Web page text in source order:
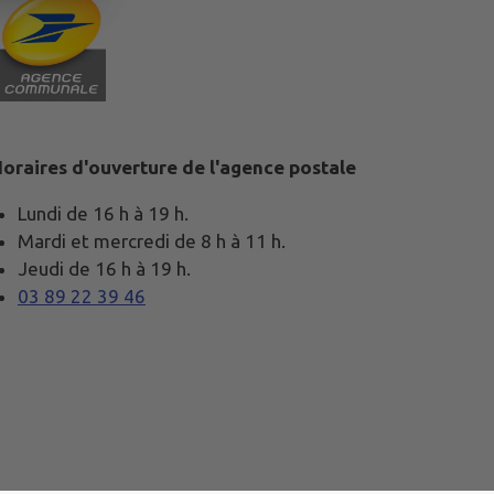
d'ouverture de l'agence postale
Lundi de 16 h à 19 h.
Mardi et mercredi de 8 h à 11 h.
Jeudi de 16 h à 19 h.
03 89 22 39 46